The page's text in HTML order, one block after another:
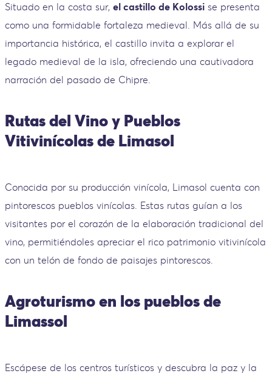
Situado en la costa sur, el castillo de Kolossi se presenta
como una formidable fortaleza medieval. Más allá de su
importancia histórica, el castillo invita a explorar el
legado medieval de la isla, ofreciendo una cautivadora
narración del pasado de Chipre.
Rutas del Vino y Pueblos
Vitivinícolas de Limasol
Conocida por su producción vinícola, Limasol cuenta con
pintorescos pueblos vinícolas. Estas rutas guían a los
visitantes por el corazón de la elaboración tradicional del
vino, permitiéndoles apreciar el rico patrimonio vitivinícola
con un telón de fondo de paisajes pintorescos.
Agroturismo en los pueblos de
Limassol
Escápese de los centros turísticos y descubra la paz y la